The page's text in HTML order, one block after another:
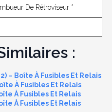
De Rétroviseur *
:
– Boîte À Fusibles Et Relais
À Fusibles Et Relais
À Fusibles Et Relais
À Fusibles Et Relais